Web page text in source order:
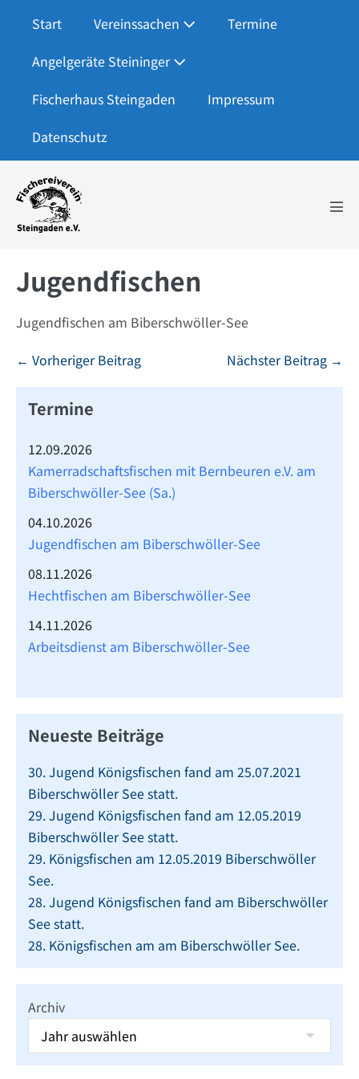
Inhalt
springen
Start Vereinssachen
Termine
Angelgeräte Steininger
Fischerhaus Steingaden
Impressum
Datenschutz
Jugendfischen
Jugendfischen am Biberschwöller-See
Beitragsnavigation
← Vorheriger Beitrag Nächster Beitrag →
Termine
12.09.2026
Kamerradschaftsfischen mit Bernbeuren e.V. am
Biberschwöller-See (Sa.)
04.10.2026
Jugendfischen am Biberschwöller-See
08.11.2026
Hechtfischen am Biberschwöller-See
14.11.2026
Arbeitsdienst am Biberschwöller-See
Neueste Beiträge
30. Jugend Königsfischen fand am 25.07.2021
Biberschwöller See statt.
29. Jugend Königsfischen fand am 12.05.2019
Biberschwöller See statt.
29. Königsfischen am 12.05.2019 Biberschwöller
See.
28. Jugend Königsfischen fand am Biberschwöller
See statt.
28. Königsfischen am am Biberschwöller See.
Archiv